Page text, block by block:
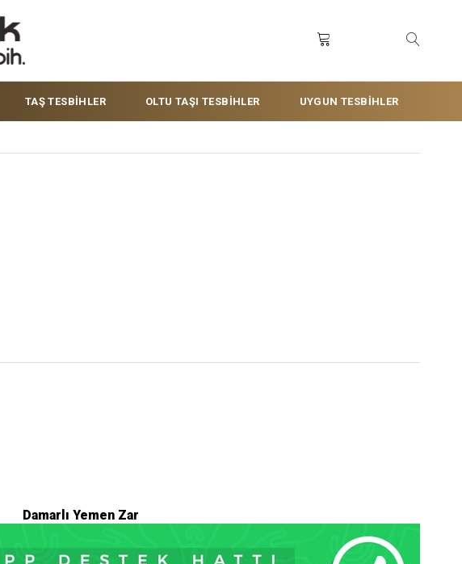
TAŞ TESBİHLER OLTU TAŞI TESBİHLER UYGUN TESBİHLER
Damarlı Yemen Zar